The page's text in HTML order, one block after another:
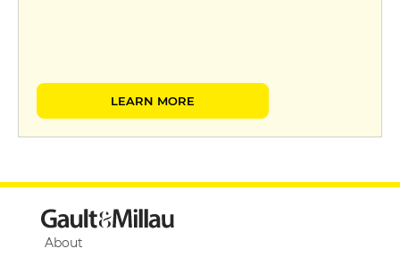
LEARN MORE
About